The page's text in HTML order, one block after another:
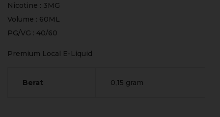
Nicotine : 3MG
Volume : 60ML
PG/VG : 40/60
Premium Local E-Liquid
Berat 0,15 gram